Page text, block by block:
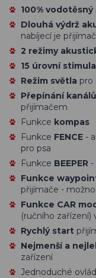
100% vodotěsný
Dlouhá výdrž
nabíjecí je
2 režimy
15 úrovní
Režim světla pro
Přepínání kanálů
přijímačem
Funkce kompas
Funkce FENCE -
pro psa
Funkce BEEPER -
Funkce
přijímače -
Funkce CAR
(ručního zařízení)
Rychlý start
Nejmenší a
zařízení
Jednoduché